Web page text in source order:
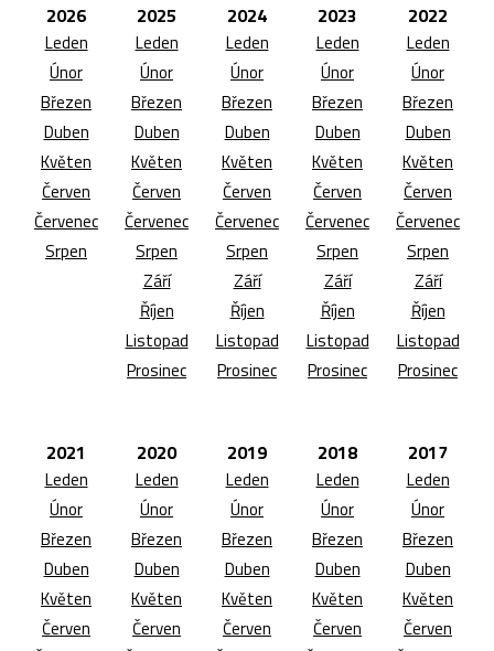
2026
Leden
Únor
Březen
Duben
Květen
Červen
Červenec
Srpen
2025
Leden
Únor
Březen
Duben
Květen
Červen
Červenec
Srpen
Září
Říjen
Listopad
Prosinec
2024
Leden
Únor
Březen
Duben
Květen
Červen
Červenec
Srpen
Září
Říjen
Listopad
Prosinec
2023
Leden
Únor
Březen
Duben
Květen
Červen
Červenec
Srpen
Září
Říjen
Listopad
Prosinec
2022
Leden
Únor
Březen
Duben
Květen
Červen
Červenec
Srpen
Září
Říjen
Listopad
Prosinec
2021
Leden
Únor
Březen
Duben
Květen
Červen
2020
Leden
Únor
Březen
Duben
Květen
Červen
2019
Leden
Únor
Březen
Duben
Květen
Červen
2018
Leden
Únor
Březen
Duben
Květen
Červen
2017
Leden
Únor
Březen
Duben
Květen
Červen